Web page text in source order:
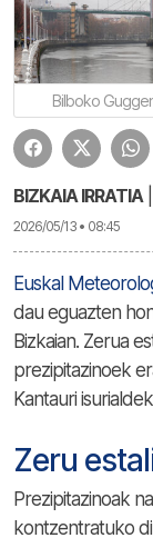
Bilboko
BIZKAIA IRRATIA|
2026/05/13 • 08:45
Euskal
dau eguazten
Bizkaian. Zerua
prezipitazinoek
Kantauri
Zeru
Prezipitazinoak
kontzentratuko